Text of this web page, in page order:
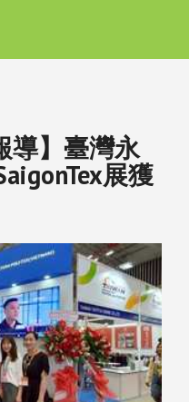
導】臺灣永
展獲